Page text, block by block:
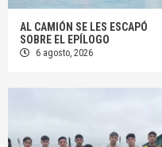
AL CAMIÓN SE LES ESCAPÓ
SOBRE EL EPÍLOGO
6 agosto, 2026